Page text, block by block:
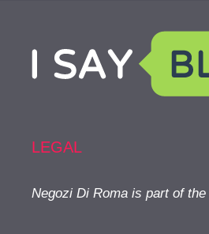
LEGAL
Negozi Di Roma is part of